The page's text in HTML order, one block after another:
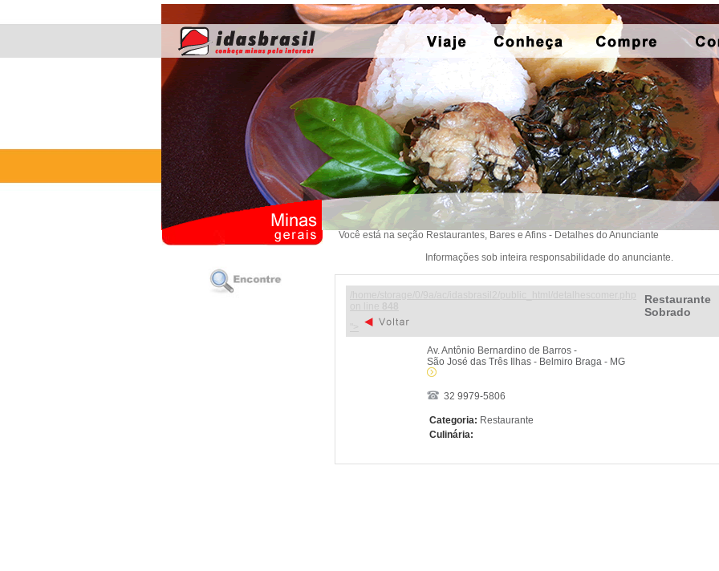
Você está na seção Restaurantes, Bares e Afins - Detalhes do Anunciante
Informações sob inteira responsabilidade do anunciante.
Restaurante
Sobrado
Av. Antônio Bernardino de Barros -
São José das Três Ilhas - Belmiro Braga - MG
32 9979-5806
Categoria: Restaurante
Culinária: